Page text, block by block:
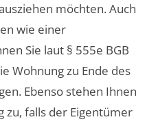
möchten. Auch
wie einer
Sie laut § 555e BGB
Wohnung zu Ende des
Ebenso stehen Ihnen
zu, falls der Eigentümer